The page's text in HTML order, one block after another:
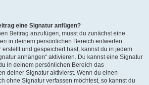
eine Signatur anfügen?
Beitrag anzufügen, musst du zunächst eine
in deinem persönlichen Bereich entwerfen.
erstellt und gespeichert hast, kannst du in jedem
anhängen“ aktivieren. Du kannst eine Signatur
in deinem persönlichen Bereich das
deiner Signatur aktivierst. Wenn du einen
ohne Signatur verfassen möchtest, so kannst du